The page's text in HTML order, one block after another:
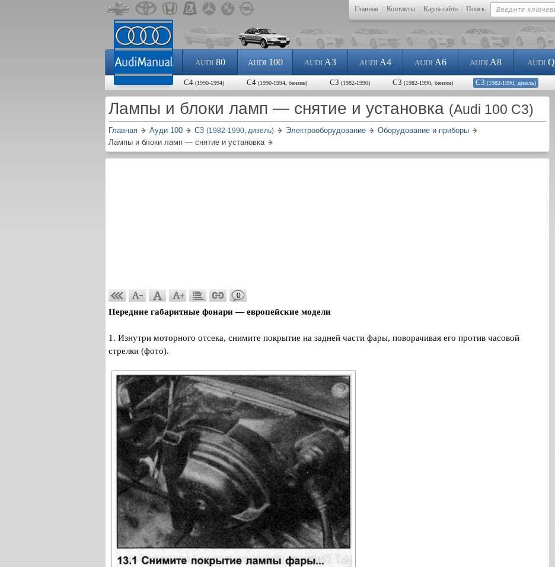
Главная Контакты Карта сайта Поиск:
AUDI80 AUDI100 AUDI A3 AUDI A4 AUDI A6 AUDI A8 AUDIQ
С4 (1990-1994) С4 (1990-1994, бензин) С3 (1982-1990) С3 (1982-1990, бензин) С3 (1982-1990, дизель)
Лампы и блоки ламп — снятие и установка (Audi 100 C3)
Главная Ауди 100 С3 (1982-1990, дизель) Электрооборудование
Оборудование и приборы
Лампы и блоки ламп — снятие и установка
0
Передние габаритные фонари — европейские модели
1. Изнутри моторного отсека, снимите покрытие на задней части фары, поворачивая его против часовой
стрелки (фото).